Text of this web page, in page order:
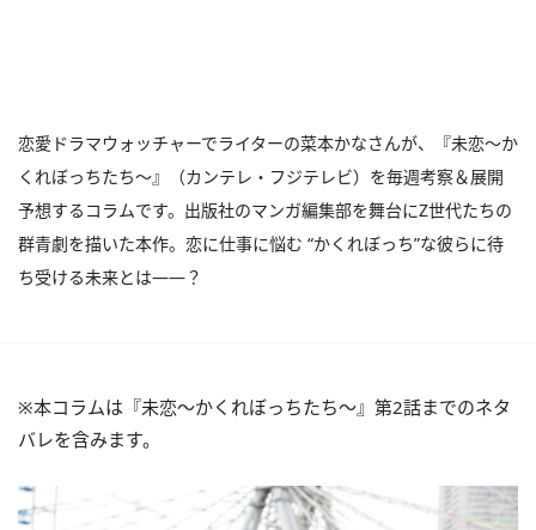
恋愛ドラマウォッチャーでライターの菜本かなさんが、『未恋～か
くれぼっちたち～』（カンテレ・フジテレビ）を毎週考察＆展開
予想するコラムです。出版社のマンガ編集部を舞台にZ世代たちの
群青劇を描いた本作。恋に仕事に悩む “かくれぼっち”な彼らに待
ち受ける未来とは――？
※本コラムは『未恋〜かくれぼっちたち〜』第2話までのネタ
バレを含みます。